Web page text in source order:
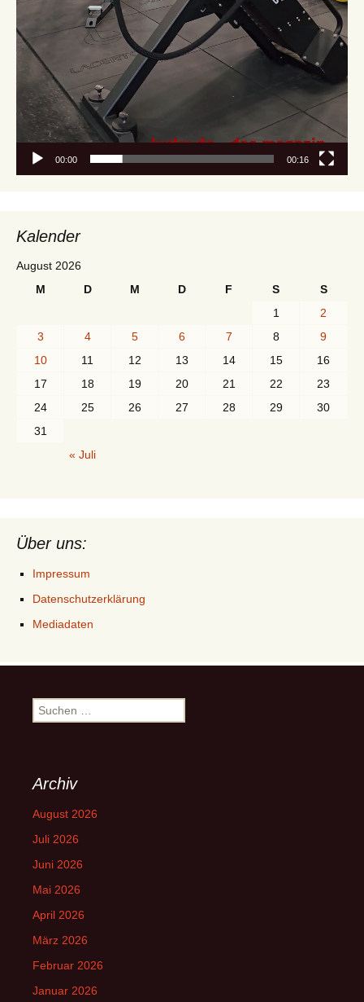
00:00 00:16
Kalender
August 2026
M
D M D F S
S
1
2
3
4 5 6 7 8
9
10
11 12 13 14 15
16
17
18 19 20 21 22
23
24
25 26 27 28 29
30
31
« Juli
Über uns:
Impressum
Datenschutzerklärung
Mediadaten
Suchen
nach:
Archiv
August 2026
Juli 2026
Juni 2026
Mai 2026
April 2026
März 2026
Februar 2026
Januar 2026